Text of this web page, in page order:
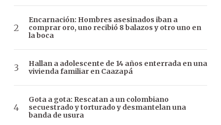
Encarnación: Hombres asesinados iban a
comprar oro, uno recibió 8 balazos y otro uno en
la boca
Hallan a adolescente de 14 años enterrada en una
vivienda familiar en Caazapá
Gota a gota: Rescatan a un colombiano
secuestrado y torturado y desmantelan una
banda de usura